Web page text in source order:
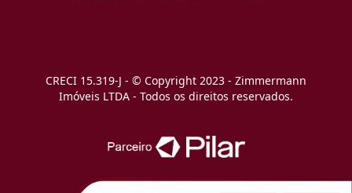
CRECI 15.319-J - © Copyright 2023 - Zimmermann
Imóveis LTDA - Todos os direitos reservados.